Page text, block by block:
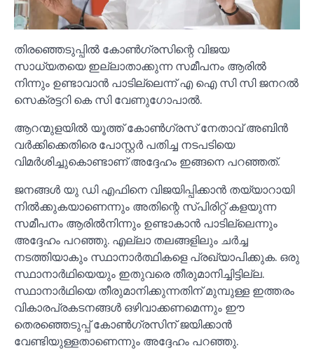
തിരഞ്ഞെടുപ്പില്‍ കോണ്‍ഗ്രസിന്റെ വിജയ
സാധ്യതയെ ഇല്ലാതാക്കുന്ന സമീപനം ആരില്‍
നിന്നും ഉണ്ടാവാന്‍ പാടില്ലെന്ന് എ ഐ സി സി ജനറല്‍
സെക്രട്ടറി കെ സി വേണുഗോപാല്‍.
ആറന്മുളയില്‍ യൂത്ത് കോണ്‍ഗ്രസ് നേതാവ് അബിന്‍
വര്‍ക്കിക്കെതിരെ പോസ്റ്റര്‍ പതിച്ച നടപടിയെ
വിമര്‍ശിച്ചുകൊണ്ടാണ് അദ്ദേഹം ഇങ്ങനെ പറഞ്ഞത്.
ജനങ്ങള്‍ യു ഡി എഫിനെ വിജയിപ്പിക്കാന്‍ തയ്യാറായി
നില്‍ക്കുകയാണെന്നും അതിന്റെ സ്പിരിറ്റ് കളയുന്ന
സമീപനം ആരില്‍നിന്നും ഉണ്ടാകാന്‍ പാടില്ലെന്നും
അദ്ദേഹം പറഞ്ഞു. എല്ലാ തലങ്ങളിലും ചര്‍ച്ച
നടത്തിയാകും സ്ഥാനാര്‍ത്ഥികളെ പ്രഖ്യാപിക്കുക. ഒരു
സ്ഥാനാര്‍ഥിയെയും ഇതുവരെ തീരുമാനിച്ചിട്ടില്ല.
സ്ഥാനാര്‍ഥിയെ തീരുമാനിക്കുന്നതിന് മുമ്പുള്ള ഇത്തരം
വികാരപ്രകടനങ്ങള്‍ ഒഴിവാക്കണമെന്നും ഈ
തെരഞ്ഞെടുപ്പ് കോണ്‍ഗ്രസിന് ജയിക്കാന്‍
വേണ്ടിയുള്ളതാണെന്നും അദ്ദേഹം പറഞ്ഞു.